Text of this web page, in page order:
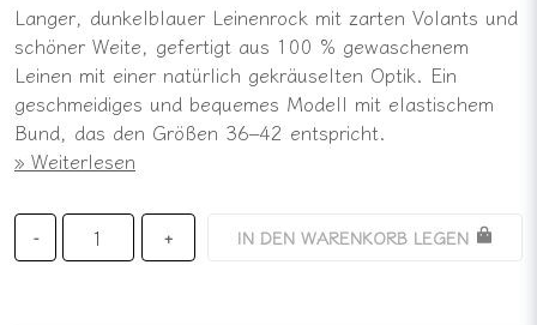
Langer, dunkelblauer Leinenrock mit zarten Volants und
schöner Weite, gefertigt aus 100 % gewaschenem
Leinen mit einer natürlich gekräuselten Optik. Ein
geschmeidiges und bequemes Modell mit elastischem
Bund, das den Größen 36–42 entspricht.
Weiterlesen
- + IN DEN WARENKORB LEGEN